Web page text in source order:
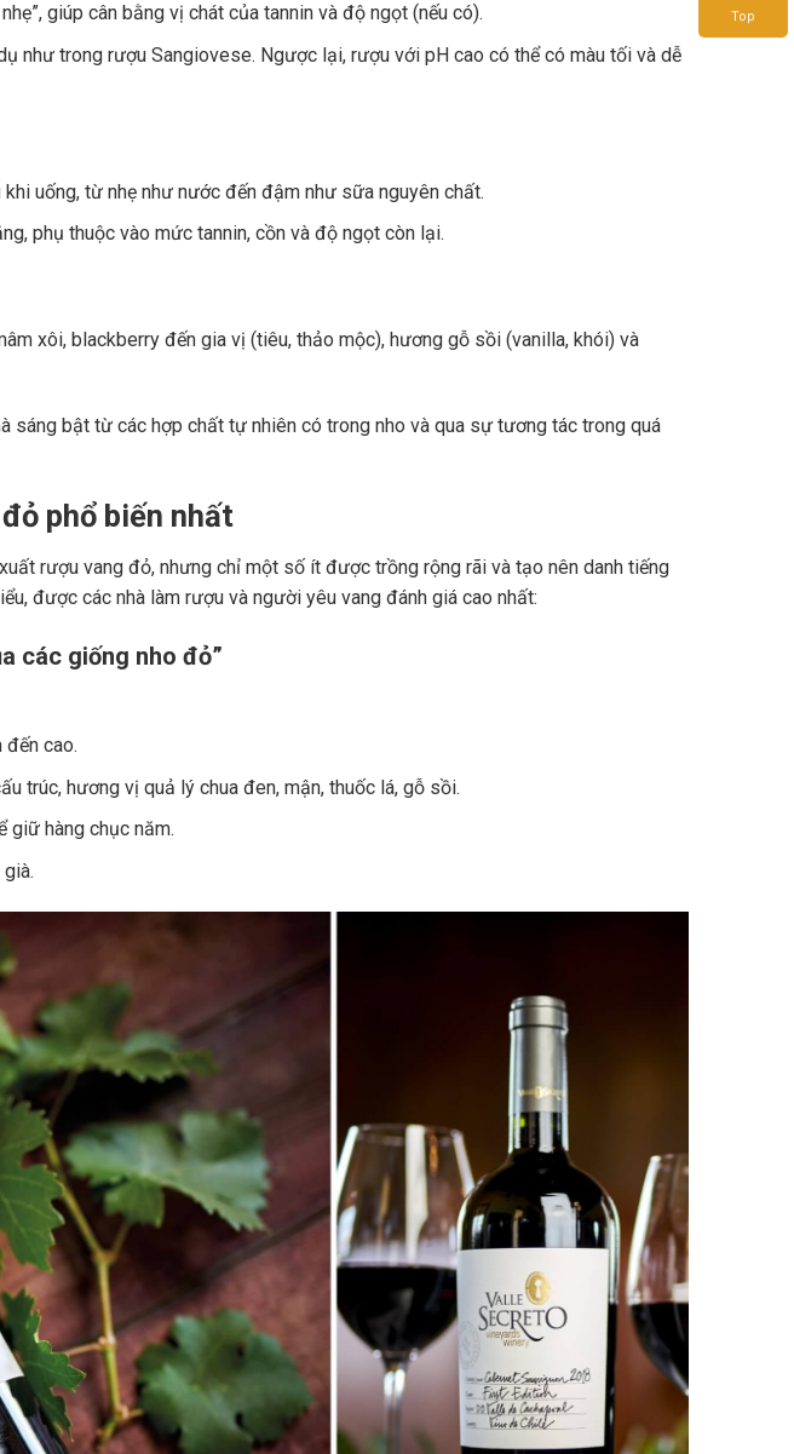
giúp cân bằng vị chát của tannin và độ ngọt (nếu có).
như trong rượu Sangiovese. Ngược lại, rượu với pH cao có thể có màu tối và dễ
uống, từ nhẹ như nước đến đậm như sữa nguyên chất.
phụ thuộc vào mức tannin, cồn và độ ngọt còn lại.
xôi, blackberry đến gia vị (tiêu, thảo mộc), hương gỗ sồi (vanilla, khói) và
sáng bật từ các hợp chất tự nhiên có trong nho và qua sự tương tác trong quá
phổ biến nhất
rượu vang đỏ, nhưng chỉ một số ít được trồng rộng rãi và tạo nên danh tiếng
được các nhà làm rượu và người yêu vang đánh giá cao nhất:
các giống nho đỏ”
đến cao.
trúc, hương vị quả lý chua đen, mận, thuốc lá, gỗ sồi.
giữ hàng chục năm.
Top